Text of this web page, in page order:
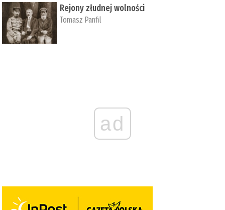
Rejony złudnej wolności
Tomasz Panfil
ad